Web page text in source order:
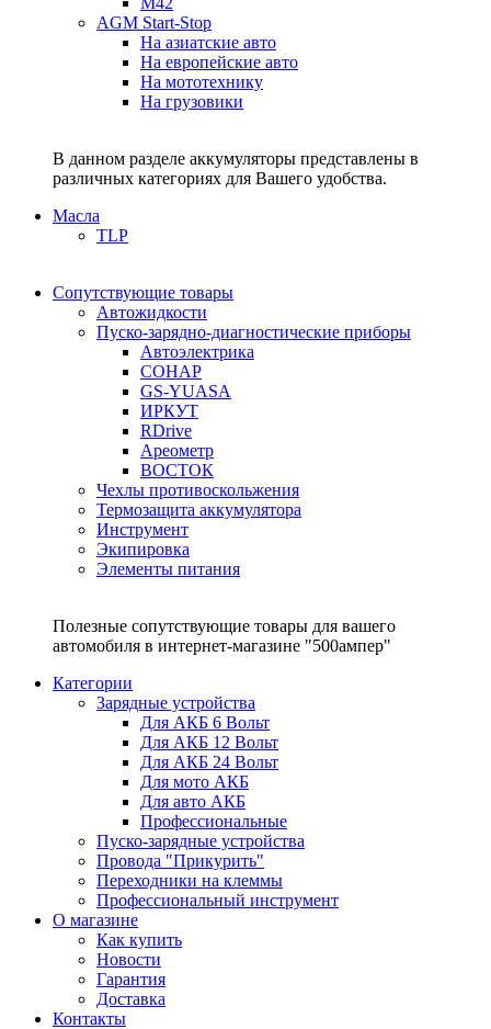
AGM Start-Stop
На азиатские авто
На европейские авто
На мототехнику
На грузовики
В данном разделе аккумуляторы представлены в
различных категориях для Вашего удобства.
Масла
TLP
Сопутствующие товары
Автожидкости
Пуско-зарядно-диагностические приборы
Автоэлектрика
СОНАР
GS-YUASA
ИРКУТ
RDrive
Ареометр
ВОСТОК
Чехлы противоскольжения
Термозащита аккумулятора
Инструмент
Экипировка
Элементы питания
Полезные сопутствующие товары для вашего
автомобиля в интернет-магазине "500ампер"
Категории
Зарядные устройства
Для АКБ 6 Вольт
Для АКБ 12 Вольт
Для АКБ 24 Вольт
Для мото АКБ
Для авто АКБ
Профессиональные
Пуско-зарядные устройства
Провода "Прикурить"
Переходники на клеммы
Профессиональный инструмент
О магазине
Как купить
Новости
Гарантия
Доставка
Контакты